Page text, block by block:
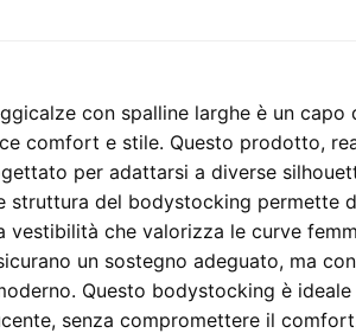
con spalline larghe è un capo
comfort e stile. Questo prodotto,
per adattarsi a diverse
struttura del bodystocking permette
vestibilità che valorizza le curve
un sostegno adeguato, ma
Questo bodystocking è
senza compromettere il